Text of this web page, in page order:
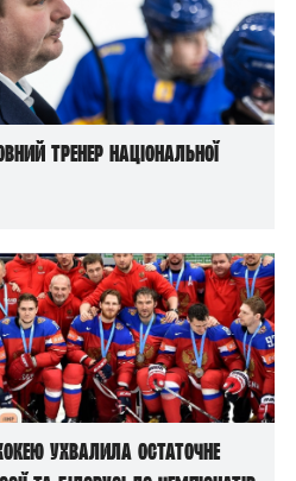
тренер національної
ухвалила остаточне